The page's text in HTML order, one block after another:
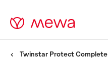
Twinstar Protect Complete